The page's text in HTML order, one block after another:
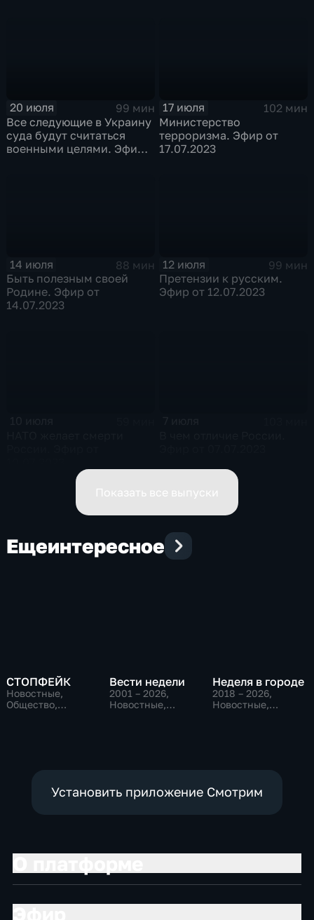
20 июля
99 мин
Все следующие в Украину
суда будут считаться
военными целями. Эфир
17 июля
102 мин
Министерство
терроризма. Эфир от
17.07.2023
14 июля
88 мин
Быть полезным своей
Родине. Эфир от
14.07.2023
12 июля
99 мин
Претензии к русским.
Эфир от 12.07.2023
Показать все выпуски
Ещеинтересное
СТОПФЕЙК
Новостные,
Общество,
Вести недели
2001 – 2026,
Новостные,
Неделя в городе
2018 – 2026,
Новостные,
Установить приложение Смотрим